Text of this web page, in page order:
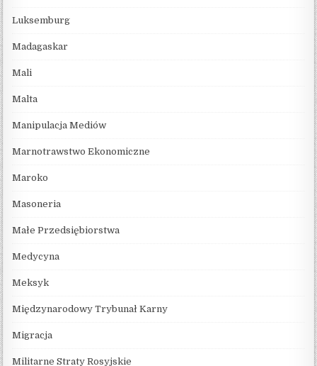
Luksemburg
Madagaskar
Mali
Malta
Manipulacja Mediów
Marnotrawstwo Ekonomiczne
Maroko
Masoneria
Małe Przedsiębiorstwa
Medycyna
Meksyk
Międzynarodowy Trybunał Karny
Migracja
Militarne Straty Rosyjskie